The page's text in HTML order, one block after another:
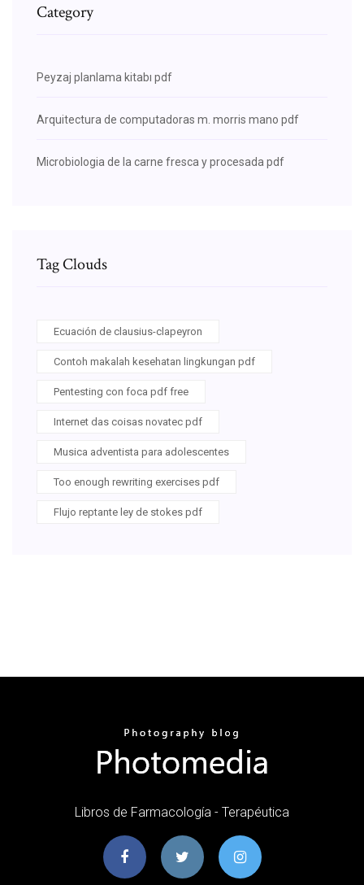
Category
Peyzaj planlama kitabı pdf
Arquitectura de computadoras m. morris mano pdf
Microbiologia de la carne fresca y procesada pdf
Tag Clouds
Ecuación de clausius-clapeyron
Contoh makalah kesehatan lingkungan pdf
Pentesting con foca pdf free
Internet das coisas novatec pdf
Musica adventista para adolescentes
Too enough rewriting exercises pdf
Flujo reptante ley de stokes pdf
Libros de Farmacología - Terapéutica